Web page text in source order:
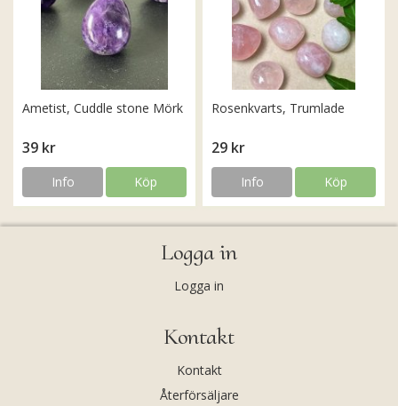
Ametist, Cuddle stone Mörk
39 kr
Info Köp
Rosenkvarts, Trumlade
29 kr
Info Köp
Logga in
Logga in
Kontakt
Kontakt
Återförsäljare